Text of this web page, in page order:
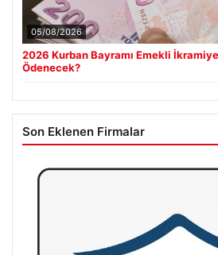
05/08/2026
2026 Kurban Bayramı Emekli
Ödenecek?
Son Eklenen Firmalar